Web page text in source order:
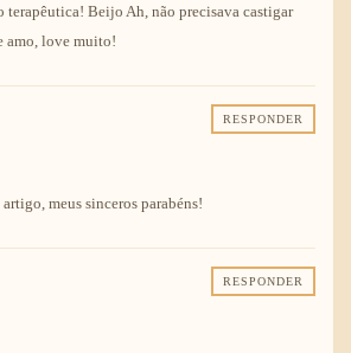
terapêutica! Beijo Ah, não precisava castigar
amo, love muito!
RESPONDER
meus sinceros parabéns!
RESPONDER